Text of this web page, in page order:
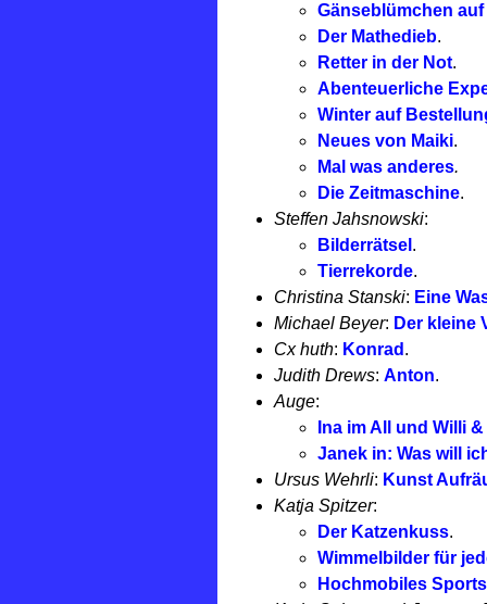
Gänseblümchen auf
Der Mathedieb.
Retter in der Not.
Abenteuerliche
Winter auf
Neues von Maiki.
Mal was anderes.
Die Zeitmaschine.
Steffen Jahsnowski:
Bilderrätsel .
Tierrekorde.
Christina Stanski: Eine
Michael Beyer: Der kleine
Cx huth: Konrad .
Judith Drews: Anton.
Auge:
Ina im All und Willi
Janek in: Was will
Ursus Wehrli: Kunst
Katja Spitzer:
Der Katzenkuss.
Wimmelbilder für
Hochmobiles